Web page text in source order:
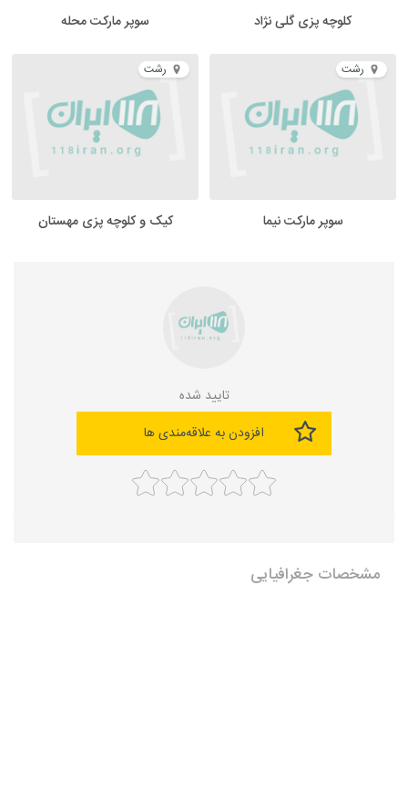
کلوچه پزی گلی نژاد سوپر مارکت محله
رشت
سوپر مارکت نیما
رشت
کیک و کلوچه پزی مهستان
تایید شده
افزودن به علاقه‌مندی ها
مشخصات جغرافیایی